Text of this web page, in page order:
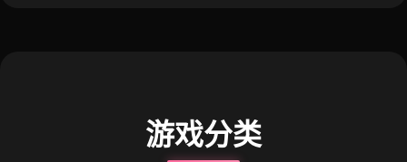
游戏分类